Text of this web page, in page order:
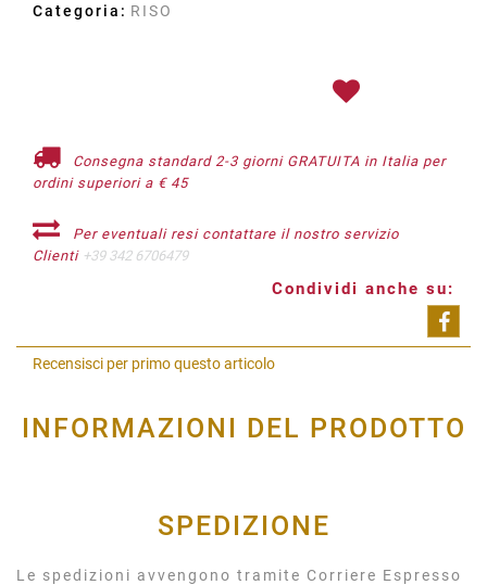
Categoria: RISO
Consegna standard 2-3 giorni GRATUITA in Italia per
ordini superiori a € 45
Per eventuali resi contattare il nostro servizio
Clienti +39 342 6706479
Condividi anche su:
Recensisci per primo questo articolo
INFORMAZIONI DEL PRODOTTO
SPEDIZIONE
Le spedizioni avvengono tramite Corriere Espresso